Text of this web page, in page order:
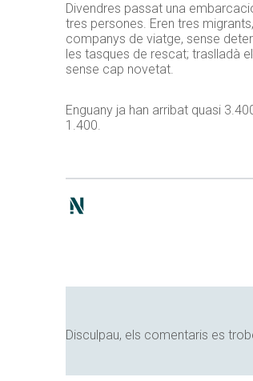
Divendres passat una
tres persones. Eren tres
companys de viatge, sense
les tasques de rescat; traslladà
sense cap novetat.
Enguany ja han arribat quasi
1.400.
Disculpau, els comentaris es